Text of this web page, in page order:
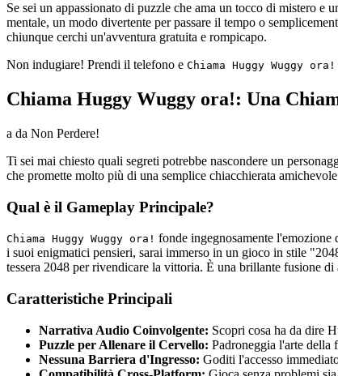
Se sei un appassionato di puzzle che ama un tocco di mistero e
mentale, un modo divertente per passare il tempo o
chiunque cerchi un'avventura gratuita e rompicapo.
Non indugiare! Prendi il telefono e Chiama Huggy Wuggy ora!
Chiama Huggy Wuggy ora!: Una
a da Non Perdere!
Ti sei mai chiesto quali segreti potrebbe nascondere un
che promette molto più di una semplice chiacchierata
Qual è il Gameplay Principale?
Chiama Huggy Wuggy ora! fonde ingegnosamente
i suoi enigmatici pensieri, sarai immerso in un gioco in stile
tessera 2048 per rivendicare la vittoria. È una brillante fusione
Caratteristiche Principali
Narrativa Audio Coinvolgente: Scopri cosa ha da dire
Puzzle per Allenare il Cervello: Padroneggia l'arte della
Nessuna Barriera d'Ingresso: Goditi l'accesso